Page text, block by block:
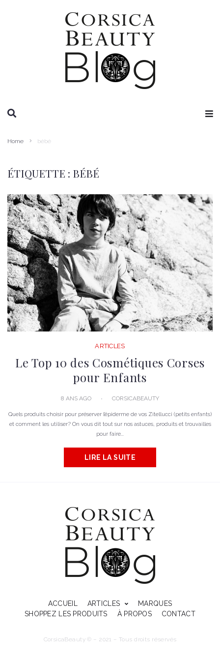
Home bébé
ÉTIQUETTE : BÉBÉ
ARTICLES
Le Top 10 des Cosmétiques Corses
pour Enfants
8 ANS AGO CORSICABEAUTY
Quels produits choisir pour préserver l’épiderme de vos Zitellucci (petits enfants)
et comment les utiliser? On vous dit tout sur nos astuces, produits et trouvailles
pour faire...
LIRE LA SUITE
ACCUEIL ARTICLES
MARQUES
SHOPPEZ LES PRODUITS
À PROPOS CONTACT
CorsicaBeauty © – 2021 – Tous droits réservés